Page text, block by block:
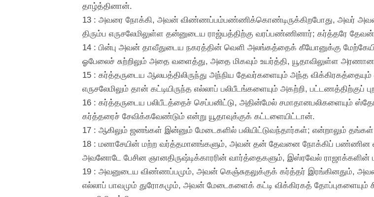
தாழ்த்தினான்.
13 : அவரை நோக்கி, அவன் விண்ணப்பம்பண்ணிக்கொண்டிருக்கிறபோது, அவர்
திரும்ப எருசலேமிலுள்ள தன்னுடைய ராஜ்யத்திற்கு வரப்பண்ணினார்; கர்த்தரே
14 : பின்பு அவன் தாவீதுடைய நகரத்தின் வெளி அலங்கத்தைக் கீயோனுக்கு
ஓபேலைச் சுற்றிலும் அதை வளைத்து, அதை மிகவும் உயர்த்தி, யூதாவிலுள்ள
15 : கர்த்தருடைய ஆலயத்திலிருந்து அந்நிய தேவர்களையும் அந்த
எருசலேமிலும் தான் கட்டியிருந்த எல்லாப் பலிபீடங்களையும் அகற்றி, பட்டணத்திற்குப்
16 : கர்த்தருடைய பலிபீடத்தைச் செப்பனிட்டு, அதின்மேல் சமாதானபலிகளையும்
கர்த்தரைச் சேவிக்கவேண்டும் என்று யூதாவுக்குக் கட்டளையிட்டான்.
17 : ஆகிலும் ஜனங்கள் இன்னும் மேடைகளில் பலியிட்டுவந்தார்கள்; என்றாலும்
18 : மனாசேயின் மற்ற வர்த்தமானங்களும், அவன் தன் தேவனை நோக்கிப் பண்ணின
அவனோடே பேசின ஞானதிருஷ்டிக்காரரின் வார்த்தைகளும், இஸ்ரவேல் ராஜாக்களின்
19 : அவனுடைய விண்ணப்பமும், அவன் கெஞ்சுதலுக்குக் கர்த்தர் இரங்கினதும்,
எல்லாப் பாவமும் துரோகமும், அவன் மேடைகளைக் கட்டி விக்கிரகத் தோப்புகளையும்